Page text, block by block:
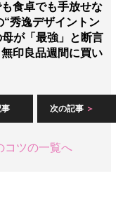
食卓でも手放せな
“秀逸デザイントン
が「最強」と断言
印良品週間に買い
次の記事
コツの一覧へ